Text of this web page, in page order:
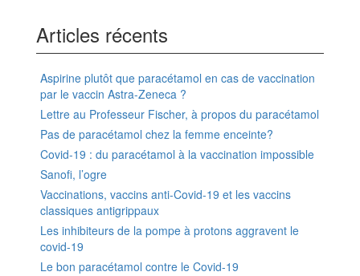
Articles récents
Aspirine plutôt que paracétamol en cas de vaccination
par le vaccin Astra-Zeneca ?
Lettre au Professeur Fischer, à propos du paracétamol
Pas de paracétamol chez la femme enceinte?
Covid-19 : du paracétamol à la vaccination impossible
Sanofi, l’ogre
Vaccinations, vaccins anti-Covid-19 et les vaccins
classiques antigrippaux
Les inhibiteurs de la pompe à protons aggravent le
covid-19
Le bon paracétamol contre le Covid-19